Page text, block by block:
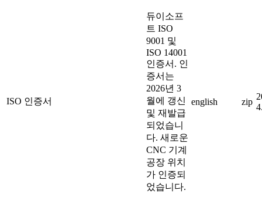
ISO 인증서
듀이소프
트 ISO
9001 및
ISO 14001
인증서. 인
증서는
2026년 3
월에 갱신
및 재발급
되었습니
다. 새로운
CNC 기계
공장 위치
가 인증되
었습니다.
english zip